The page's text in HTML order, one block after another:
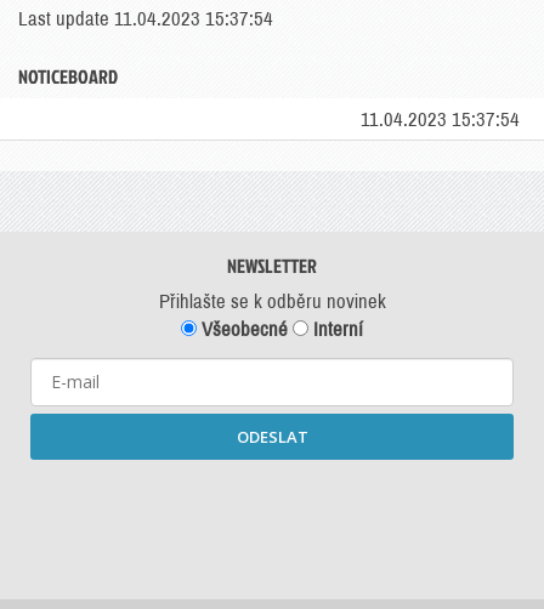
Last update 11.04.2023 15:37:54
NOTICEBOARD
11.04.2023 15:37:54
NEWSLETTER
Přihlašte se k odběru novinek
Všeobecné
Interní
ODESLAT